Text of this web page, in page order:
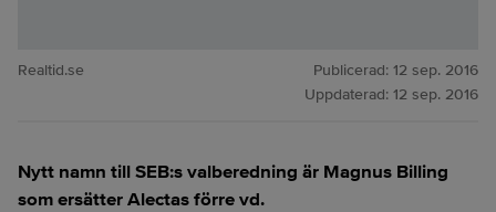
Realtid.se Publicerad: 12 sep. 2016
Uppdaterad: 12 sep. 2016
Nytt namn till SEB:s valberedning är Magnus Billing
som ersätter Alectas förre vd.